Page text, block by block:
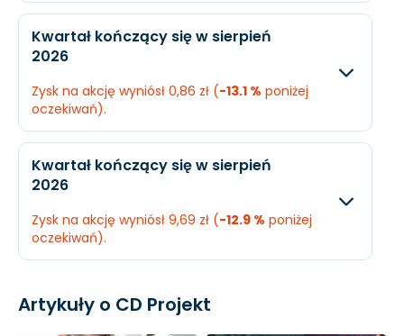
EPS 0,7 zł 2,19 zł
Przychody
Dochód 110,9 mln. zł
EPS 1,1 zł 1,34
Kwartał kończący się w sierpień
2026
Zysk na akcję wyniósł 0,86 zł (-13.1 % poniżej
oczekiwań).
Przychody
Dochód 100,1 mln. zł
Kwartał kończący się w sierpień
2026
Zysk na akcję wyniósł 9,69 zł (-12.9 % poniżej
oczekiwań).
Przychody
Artykuły o CD Projekt